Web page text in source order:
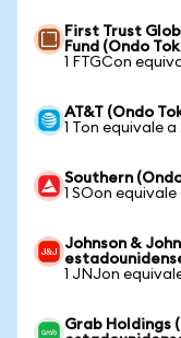
First Trust
Fund (Ondo
1 FTGCon
AT&T (Ondo
1 Ton equivale
Southern
1 SOon
Johnson &
1 JNJon
Grab Holdings